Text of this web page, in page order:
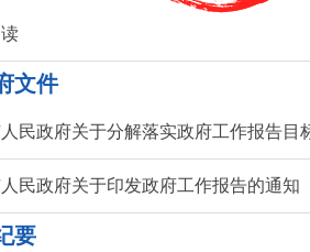
文件
民政府关于分解落实政府工作报告目
民政府关于印发政府工作报告的通知
要